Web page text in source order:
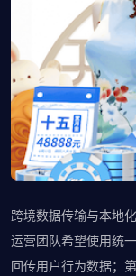
跨境数据传输与本地
运营团队希望使用统
回传用户行为数据；